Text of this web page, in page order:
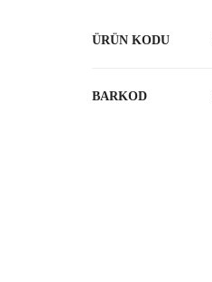
ÜRÜN KODU
BARKOD